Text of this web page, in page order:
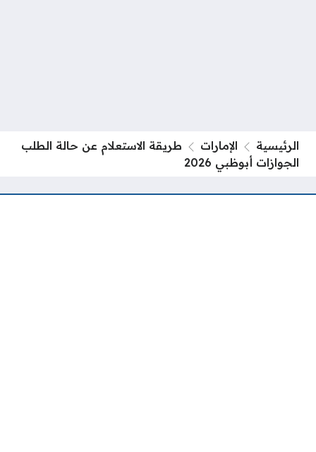
الرئيسية الإمارات
طريقة الاستعلام عن حالة الطلب
الجوازات أبوظبي 2026